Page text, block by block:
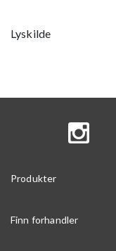
Lyskilde
Produkter
Finn forhandler